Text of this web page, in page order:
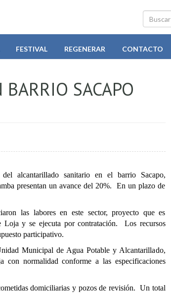
Buscar
FESTIVAL REGENERAR CONTACTO
SACAPO
alcantarillado sanitario en el barrio Sacapo,
presentan un avance del 20%. En un plazo de
las labores en este sector, proyecto que es
y se ejecuta por contratación. Los recursos
participativo.
Municipal de Agua Potable y Alcantarillado,
con normalidad conforme a las especificaciones
domiciliarias y pozos de revisión. Un total